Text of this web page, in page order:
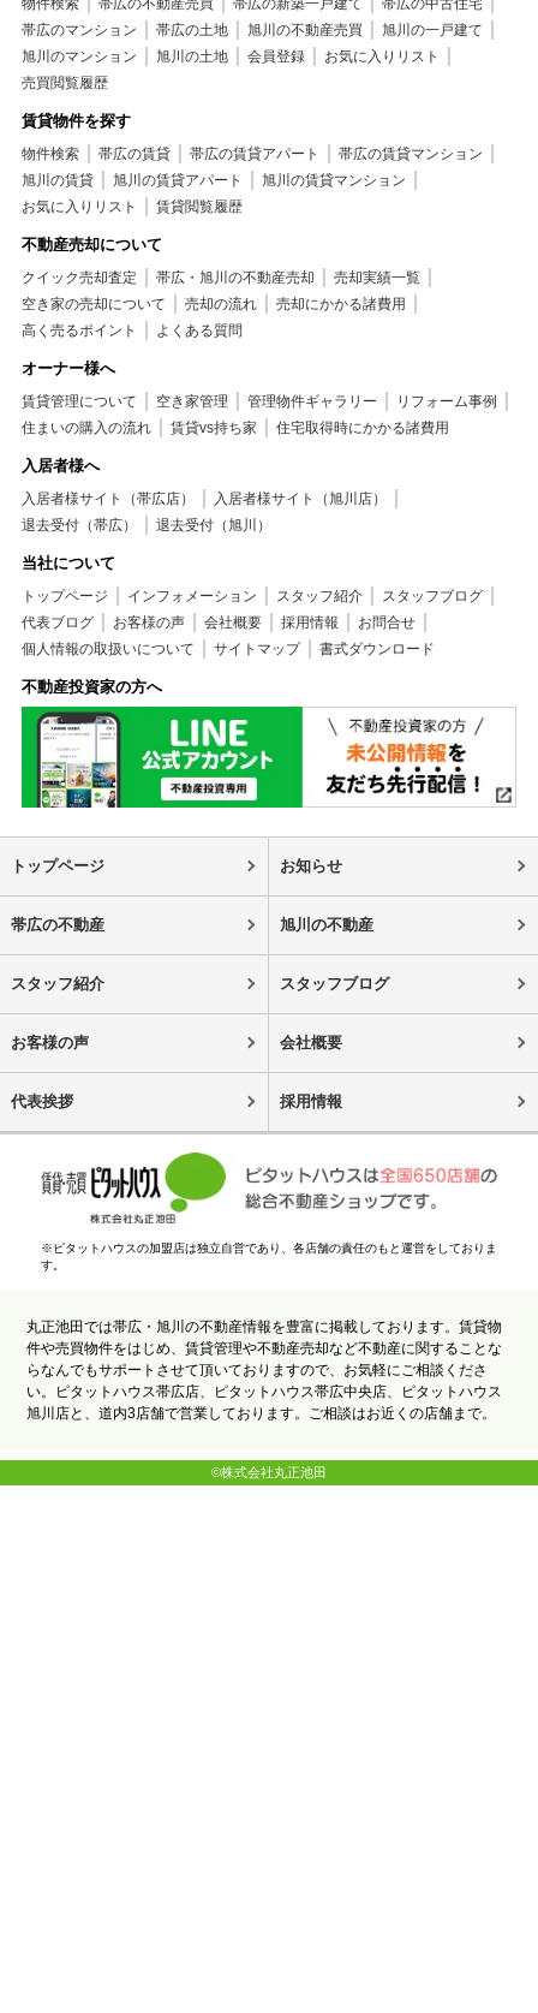
物件検索 帯広の不動産売買 帯広の新築一戸建て
帯広の中古住宅
帯広のマンション
帯広の土地 旭川の不動産売買
旭川の一戸建て
旭川のマンション
旭川の土地 会員登録
お気に入りリスト
売買閲覧履歴
賃貸物件を探す
物件検索 帯広の賃貸 帯広の賃貸アパート
帯広の賃貸マンション
旭川の賃貸
旭川の賃貸アパート
旭川の賃貸マンション
お気に入りリスト
賃貸閲覧履歴
不動産売却について
クイック売却査定 帯広・旭川の不動産売却
売却実績一覧
空き家の売却について
売却の流れ
売却にかかる諸費用
高く売るポイント
よくある質問
オーナー様へ
賃貸管理について 空き家管理 管理物件ギャラリー
リフォーム事例
住まいの購入の流れ
賃貸vs持ち家 住宅取得時にかかる諸費用
入居者様へ
入居者様サイト（帯広店）
入居者様サイト（旭川店）
退去受付（帯広）
退去受付（旭川）
当社について
トップページ インフォメーション スタッフ紹介
スタッフブログ
代表ブログ
お客様の声 会社概要 採用情報
お問合せ
個人情報の取扱いについて
サイトマップ 書式ダウンロード
不動産投資家の方へ
トップページ お知らせ
帯広の不動産 旭川の不動産
スタッフ紹介 スタッフブログ
お客様の声 会社概要
代表挨拶 採用情報
※ピタットハウスの加盟店は独立自営であり、各店舗の責任のもと運営をしておりま
す。
丸正池田では帯広・旭川の不動産情報を豊富に掲載しております。賃貸物
件や売買物件をはじめ、賃貸管理や不動産売却など不動産に関することな
らなんでもサポートさせて頂いておりますので、お気軽にご相談くださ
い。ピタットハウス帯広店、ピタットハウス帯広中央店、ピタットハウス
旭川店と、道内3店舗で営業しております。ご相談はお近くの店舗まで。
©株式会社丸正池田